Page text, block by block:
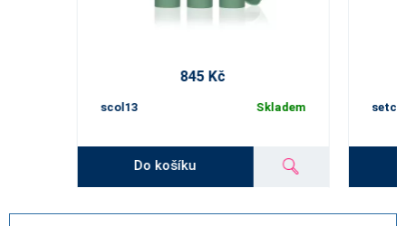
845 Kč
scol13 Skladem
Do košíku